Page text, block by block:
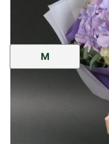
Розмір:
M
2 709 грн